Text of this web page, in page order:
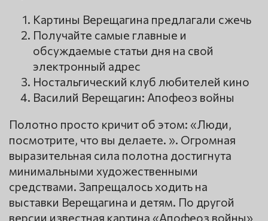
Картины Верещагина предлагали сжечь
Получайте самые главные и
обсуждаемые статьи дня на свой
электронный адрес
Ностальгический клуб любителей кино
Василий Верещагин: Апофеоз войны
Полотно просто кричит об этом: «Люди,
посмотрите, что вы делаете. ». Огромная
выразительная сила полотна достигнута
минимальными художественными
средствами. Запрещалось ходить на
выставки Верещагина и детям. По другой
версии известная картина «Апофеоз войны»